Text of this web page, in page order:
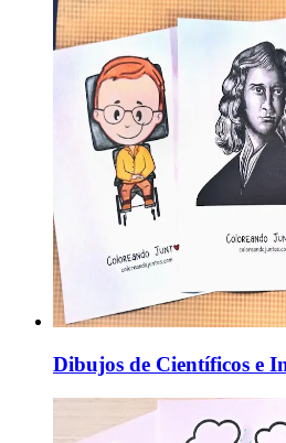
Dibujos de Científicos e